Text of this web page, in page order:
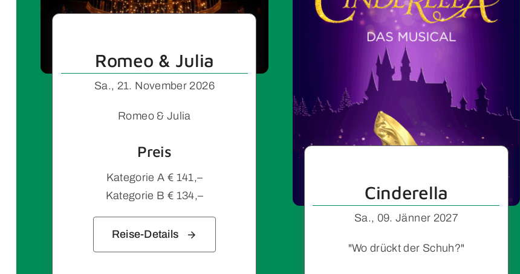
Romeo & Julia
Sa., 21. November 2026
Romeo & Julia
Preis
Kategorie A € 141,–
Kategorie B € 134,–
Reise-Details
Cinderella
Sa., 09. Jänner 2027
"Wo drückt der Schuh?"